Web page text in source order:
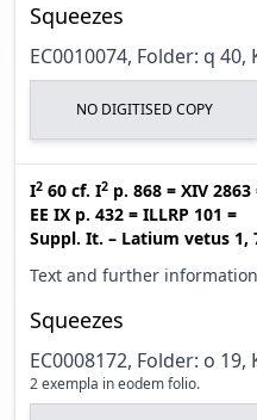
Squeezes
EC0010074, Folder: q 40,
NO DIGITISED COPY
I2 60 cf. I2 p. 868 = XIV 2863
EE IX p. 432 = ILLRP 101 =
Suppl. It. – Latium vetus 1,
Text and further
Squeezes
EC0008172, Folder: o 19,
2 exempla in eodem folio.